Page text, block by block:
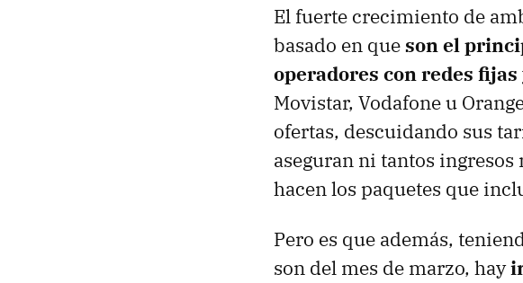
El fuerte crecimiento de
basado en queson el
operadores con redes
Movistar, Vodafone u
ofertas, descuidando sus
aseguran ni tantos
hacen los paquetes que
Pero es que además,
son del mes de marzo, hay